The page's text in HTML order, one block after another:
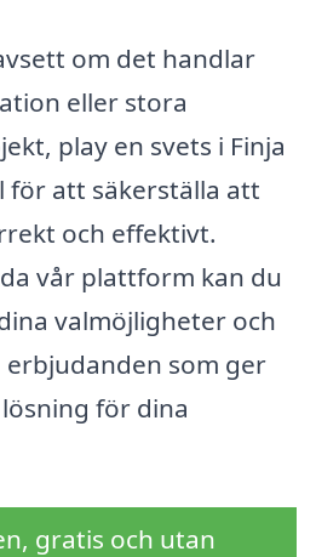
om det handlar
eller stora
play en svets i Finja
för att säkerställa att
och effektivt.
vår plattform kan du
valmöjligheter och
som ger
för dina
gratis och utan